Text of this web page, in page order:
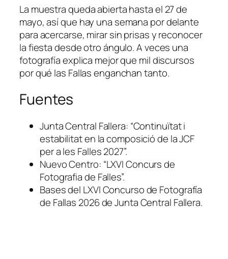
La muestra queda abierta hasta el 27 de
mayo, así que hay una semana por delante
para acercarse, mirar sin prisas y reconocer
la fiesta desde otro ángulo. A veces una
fotografía explica mejor que mil discursos
por qué las Fallas enganchan tanto.
Fuentes
Junta Central Fallera: “Continuïtat i
estabilitat en la composició de la JCF
per a les Falles 2027”.
Nuevo Centro: “LXVI Concurs de
Fotografia de Falles”.
Bases del LXVI Concurso de Fotografía
de Fallas 2026 de Junta Central Fallera.